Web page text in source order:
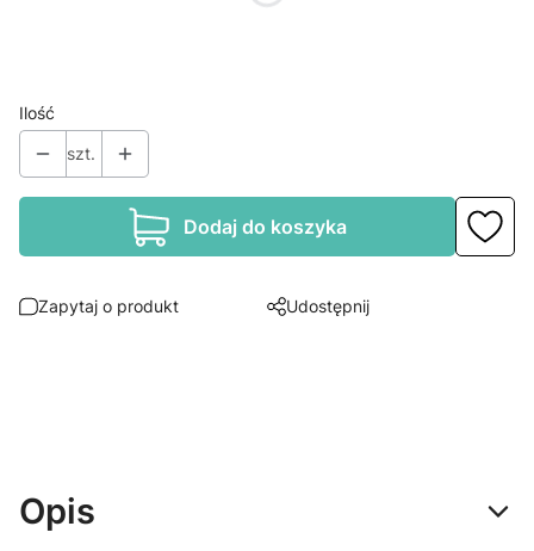
Ilość
szt.
Dodaj do koszyka
Zapytaj o produkt Udostępnij
Opis